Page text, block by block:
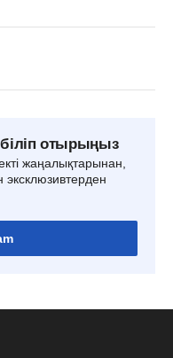
отырыңыз
жаңалықтарынан,